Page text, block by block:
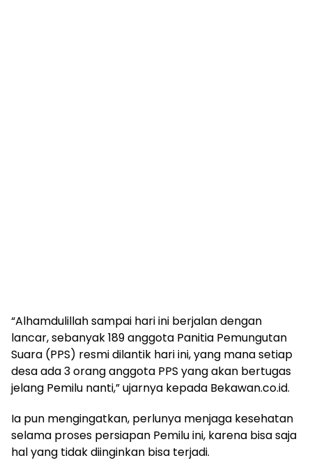
“Alhamdulillah sampai hari ini berjalan dengan
lancar, sebanyak 189 anggota Panitia Pemungutan
Suara (PPS) resmi dilantik hari ini, yang mana setiap
desa ada 3 orang anggota PPS yang akan bertugas
jelang Pemilu nanti,” ujarnya kepada Bekawan.co.id.
Ia pun mengingatkan, perlunya menjaga kesehatan
selama proses persiapan Pemilu ini, karena bisa saja
hal yang tidak diinginkan bisa terjadi.